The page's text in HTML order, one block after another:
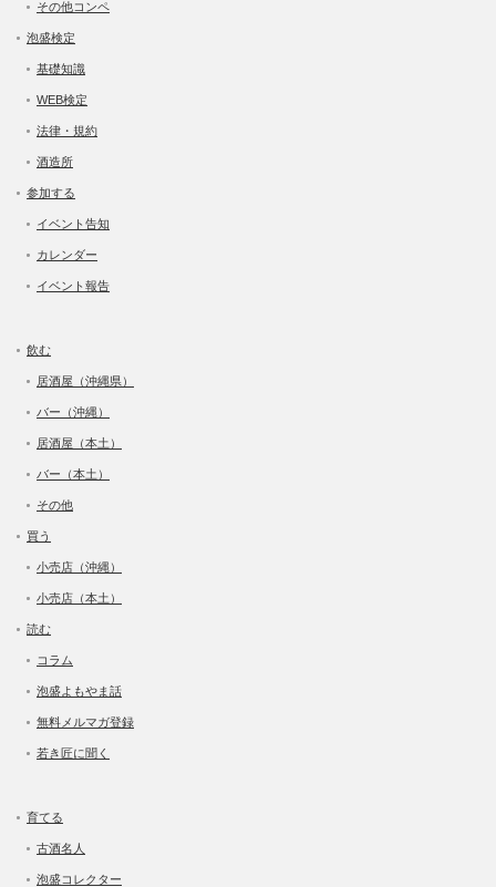
その他コンペ
泡盛検定
基礎知識
WEB検定
法律・規約
酒造所
参加する
イベント告知
カレンダー
イベント報告
飲む
居酒屋（沖縄県）
バー（沖縄）
居酒屋（本土）
バー（本土）
その他
買う
小売店（沖縄）
小売店（本土）
読む
コラム
泡盛よもやま話
無料メルマガ登録
若き匠に聞く
育てる
古酒名人
泡盛コレクター